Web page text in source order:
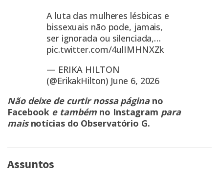
A luta das mulheres lésbicas e
bissexuais não pode, jamais,
ser ignorada ou silenciada,…
pic.twitter.com/4ulIMHNXZk
— ERIKA HILTON
(@ErikakHilton) June 6, 2026
Não deixe de curtir nossa página no
Facebook e também no Instagram para
mais notícias do Observatório G.
Assuntos